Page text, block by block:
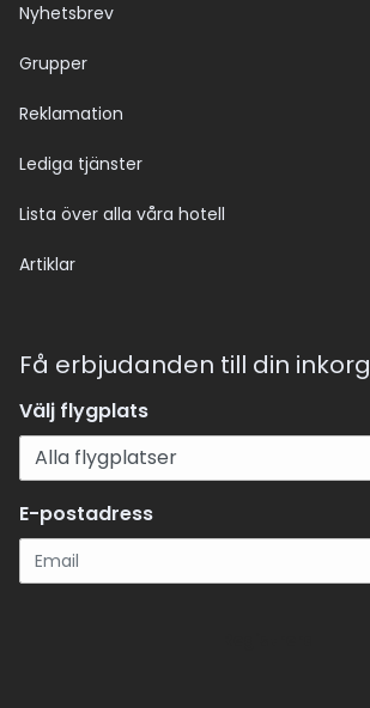
Nyhetsbrev
Grupper
Reklamation
Lediga tjänster
Lista över alla våra hotell
Artiklar
Få erbjudanden till din inkorg
Välj flygplats
E-postadress